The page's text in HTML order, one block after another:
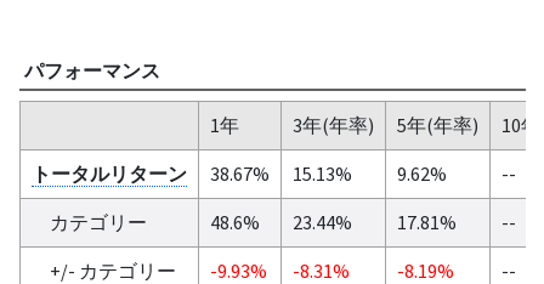
パフォーマンス
1年 3年(年率) 5年(年率)
10
トータルリターン
38.67% 15.13% 9.62%
--
カテゴリー
48.6% 23.44% 17.81%
--
+/- カテゴリー
-9.93% -8.31% -8.19%
--